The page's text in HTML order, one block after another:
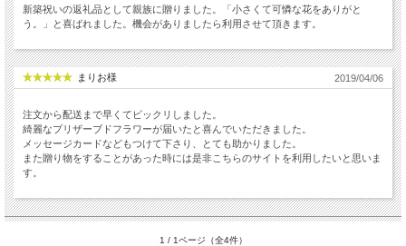
新築祝いの返礼品として親族に贈りました。「小さくて可憐な花をありがと
う。」と喜ばれました。機会がありましたら利用させて頂きます。
まりお様 2019/04/06
注文から配送まで早くてビックリしました。
綺麗なプリザーブドフラワーが届いたと喜んでいただきました。
メッセージカードなどもつけて下さり、とても助かりました。
また贈り物をすることがあった時には是非こちらのサイトを利用したいと思いま
す。
1 / 1ページ（全4件）